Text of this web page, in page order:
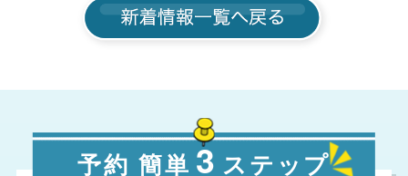
予約 簡単 3 ステップ